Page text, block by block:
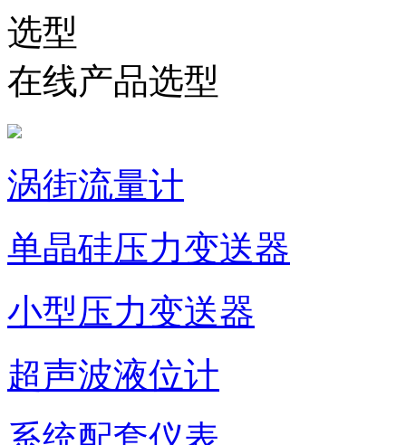
在线产品选型
涡街流量计
单晶硅压力变送器
小型压力变送器
超声波液位计